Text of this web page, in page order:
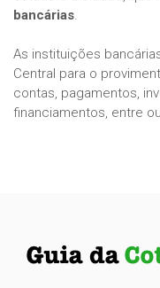
bancárias.
As instituições
Central para o
contas, pagamentos,
financiamentos, entre